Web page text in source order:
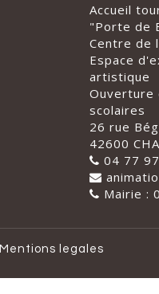
Accueil
"Porte de
Centre de
Espace
artistique
Ouverture
scolaires
26 rue
42600
04 77
Mairie :
Mentions legales